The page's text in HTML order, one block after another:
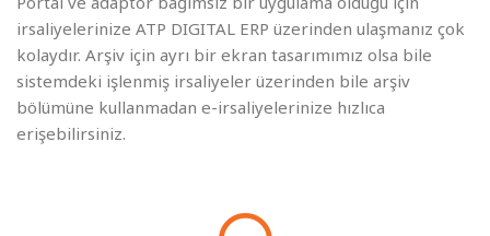
irsaliyelerinize ATP DIGITAL ERP üzerinden ulaşmanız çok
kolaydır. Arşiv için ayrı bir ekran tasarımımız olsa bile
sistemdeki işlenmiş irsaliyeler üzerinden bile arşiv
bölümüne kullanmadan e-irsaliyelerinize hızlıca
erişebilirsiniz.